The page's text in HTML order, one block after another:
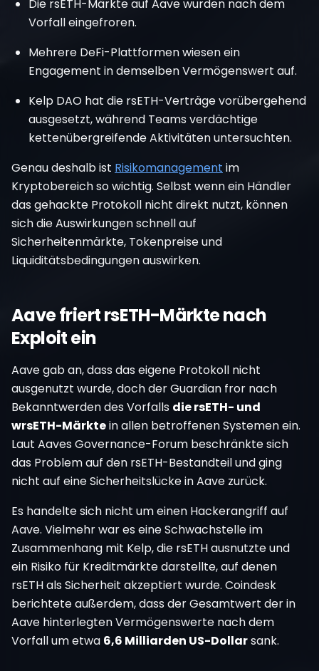
Die rsETH-Märkte auf Aave wurden nach dem
Vorfall eingefroren.
Mehrere DeFi-Plattformen wiesen ein
Engagement in demselben Vermögenswert auf.
Kelp DAO hat die rsETH-Verträge vorübergehend
ausgesetzt, während Teams verdächtige
kettenübergreifende Aktivitäten untersuchten.
Genau deshalb ist Risikomanagement im
Kryptobereich so wichtig. Selbst wenn ein Händler
das gehackte Protokoll nicht direkt nutzt, können
sich die Auswirkungen schnell auf
Sicherheitenmärkte, Tokenpreise und
Liquiditätsbedingungen auswirken.
Aave friert rsETH-Märkte nach
Exploit ein
Aave gab an, dass das eigene Protokoll nicht
ausgenutzt wurde, doch der Guardian fror nach
Bekanntwerden des Vorfalls die rsETH- und
wrsETH-Märktein allen betroffenen Systemen ein.
Laut Aaves Governance-Forum beschränkte sich
das Problem auf den rsETH-Bestandteil und ging
nicht auf eine Sicherheitslücke in Aave zurück.
Es handelte sich nicht um einen Hackerangriff auf
Aave. Vielmehr war es eine Schwachstelle im
Zusammenhang mit Kelp, die rsETH ausnutzte und
ein Risiko für Kreditmärkte darstellte, auf denen
rsETH als Sicherheit akzeptiert wurde. Coindesk
berichtete außerdem, dass der Gesamtwert der in
Aave hinterlegten Vermögenswerte nach dem
Vorfall um etwa 6,6 Milliarden US-Dollarsank.